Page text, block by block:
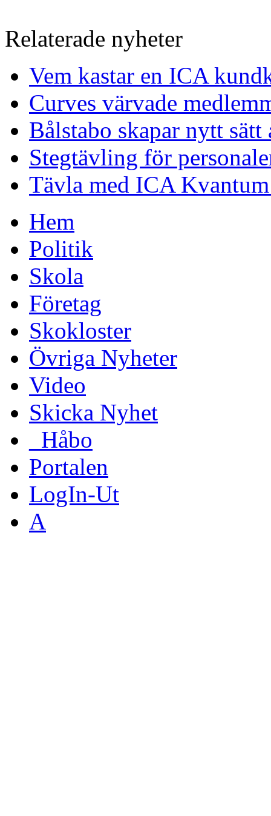
Relaterade nyheter
Vem kastar en ICA
Curves värvade
Bålstabo skapar nytt sätt
Stegtävling för
Tävla med ICA
Hem
Politik
Skola
Företag
Skokloster
Övriga Nyheter
Video
Skicka Nyhet
_Håbo
Portalen
LogIn-Ut
A